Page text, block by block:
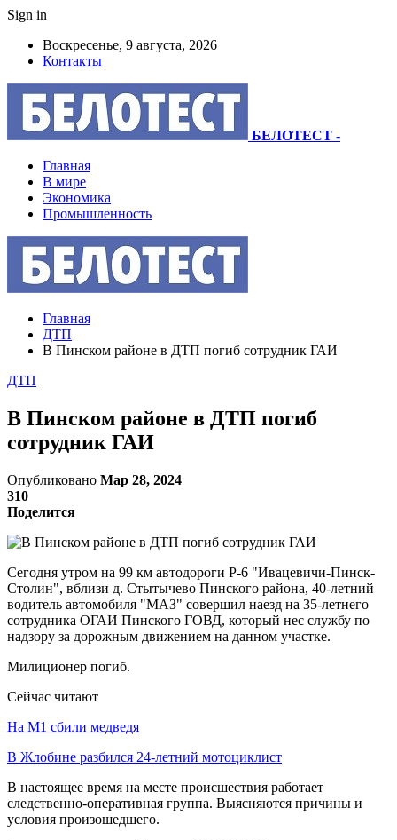
Sign in
Воскресенье, 9 августа, 2026
Контакты
БЕЛОТЕСТ -
Главная
В мире
Экономика
Промышленность
Главная
ДТП
В Пинском районе в ДТП погиб сотрудник ГАИ
ДТП
В Пинском районе в ДТП погиб
сотрудник ГАИ
Опубликовано Мар 28, 2024
310
Поделится
Сегодня утром на 99 км автодороги Р-6 "Ивацевичи-Пинск-
Столин", вблизи д. Стытычево Пинского района, 40-летний
водитель автомобиля "MAЗ" совершил наезд на 35-летнего
сотрудника ОГАИ Пинского ГОВД, который нес службу по
надзору за дорожным движением на данном участке.
Милиционер погиб.
Сейчас читают
На М1 сбили медведя
В Жлобине разбился 24-летний мотоциклист
В настоящее время на месте происшествия работает
следственно-оперативная группа. Выясняются причины и
условия произошедшего.